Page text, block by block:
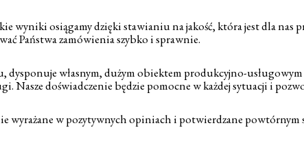
wyniki osiągamy dzięki stawianiu na jakość, która jest dla nas
Państwa zamówienia szybko i sprawnie.
dysponuje własnym, dużym obiektem produkcyjno-
Nasze doświadczenie będzie pomocne w każdej sytuacji i
wyrażane w pozytywnych opiniach i potwierdzane powtórnym